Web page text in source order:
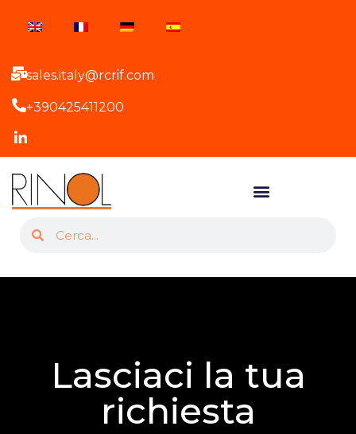
sales.italy@rcrif.com
+390425411200
Lasciaci la tua
richiesta